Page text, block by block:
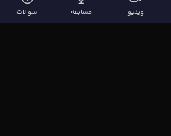
ویدیو مسابقه سوالات